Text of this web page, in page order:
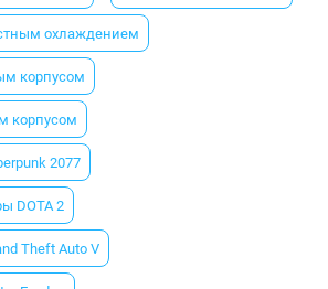
охлаждением
корпусом
корпусом
2077
DOTA 2
Theft Auto V